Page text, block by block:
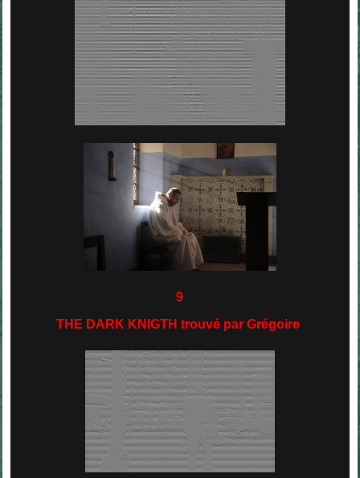
9
THE DARK KNIGTH trouvé par Grégoire